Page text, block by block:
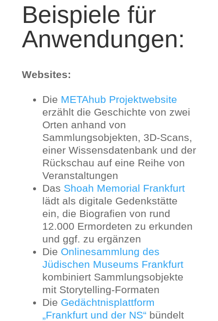
Beispiele für
Anwendungen:
Websites:
Die METAhub Projektwebsite
erzählt die Geschichte von zwei
Orten anhand von
Sammlungsobjekten, 3D-Scans,
einer Wissensdatenbank und der
Rückschau auf eine Reihe von
Veranstaltungen
Das Shoah Memorial Frankfurt
lädt als digitale Gedenkstätte
ein, die Biografien von rund
12.000 Ermordeten zu erkunden
und ggf. zu ergänzen
Die Onlinesammlung des
Jüdischen Museums Frankfurt
kombiniert Sammlungsobjekte
mit Storytelling-Formaten
Die Gedächtnisplattform
„Frankfurt und der NS“bündelt